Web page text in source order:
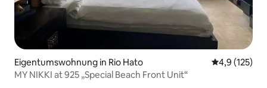
Eigentumswohnung in Rio Hato
4,9 (125)
MY NIKKI at 925 „Special Beach Front Unit“